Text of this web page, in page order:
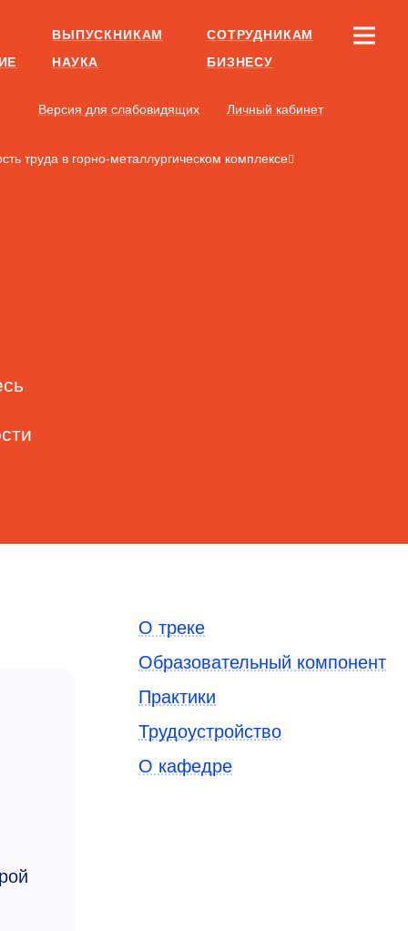
ВЫПУСКНИКАМ
СОТРУДНИКАМ
НАУКА БИЗНЕСУ
Версия для слабовидящих Личный кабинет
труда в горно-металлургическом комплексе
О треке
Образовательный компонент
Практики
Трудоустройство
О кафедре